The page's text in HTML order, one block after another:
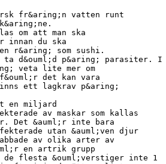
fr&aring;n vatten runt
om att man ska
du ska
r&aring; som sushi.
d&ouml;d p&aring; parasiter. I
veta lite mer om
det kan vara
ett lagkrav p&aring;
en miljard
av maskar som kallas
Det &auml;r inte bara
utan &auml;ven djur
av olika arter av
en artrik grupp
de flesta &ouml;verstiger inte 1